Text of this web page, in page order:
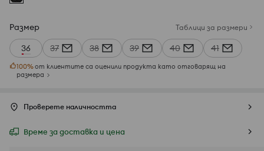
Размер Таблици за размери
36 37 38 39 40 41
100%от клиентите са оценили продукта като отговарящ на
размера
Проверете наличността
Време за доставка и цена